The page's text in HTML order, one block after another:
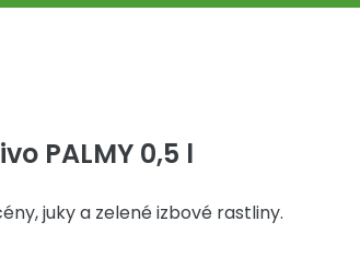
PALMY 0,5 l
juky a zelené izbové rastliny.